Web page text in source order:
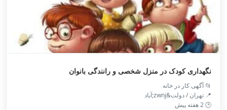
نگهداری کودک در منزل شخصی و رانندگی بانوان
📂 آگهی کار در خانه
📍 تهران / دولت&zwnj;آباد
🕒 2 هفته پیش